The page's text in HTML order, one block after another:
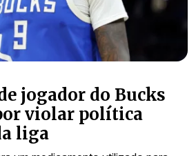
jogador do Bucks
violar política
liga